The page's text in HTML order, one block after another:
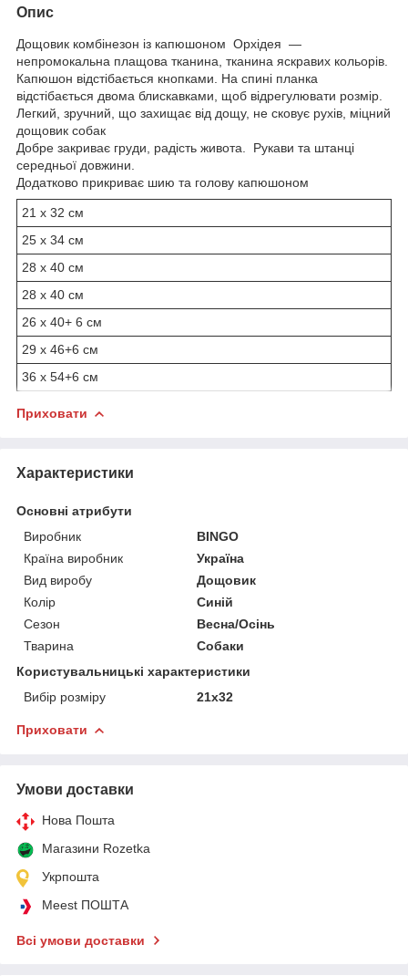
Опис
Дощовик комбінезон із капюшоном Орхідея —
непромокальна плащова тканина, тканина яскравих кольорів.
Капюшон відстібається кнопками. На спині планка
відстібається двома блискавками, щоб відрегулювати розмір.
Легкий, зручний, що захищає від дощу, не сковує рухів, міцний
дощовик собак
Добре закриває груди, радість живота. Рукави та штанці
середньої довжини.
Додатково прикриває шию та голову капюшоном
21 х 32 см
25 х 34 см
28 х 40 см
28 х 40 см
26 х 40+ 6 см
29 х 46+6 см
36 х 54+6 см
Приховати
Характеристики
Основні атрибути
Виробник
BINGO
Країна виробник
Україна
Вид виробу
Дощовик
Колір
Синій
Сезон
Весна/Осінь
Тварина
Собаки
Користувальницькі характеристики
Вибір розміру
21х32
Приховати
Умови доставки
Нова Пошта
Магазини Rozetka
Укрпошта
Meest ПОШТА
Всі умови доставки